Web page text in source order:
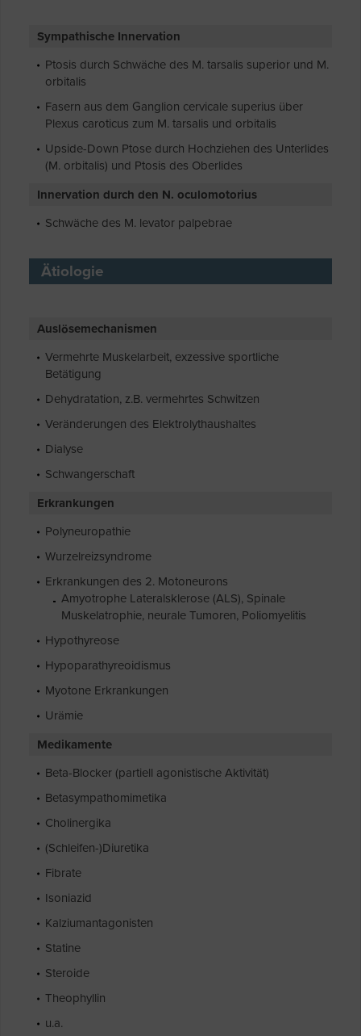
Sympathische Innervation
Ptosis durch Schwäche des M. tarsalis superior und M.
orbitalis
Fasern aus dem Ganglion cervicale superius über
Plexus caroticus zum M. tarsalis und orbitalis
Upside-Down Ptose durch Hochziehen des Unterlides
(M. orbitalis) und Ptosis des Oberlides
Innervation durch den N. oculomotorius
Schwäche des M. levator palpebrae
Ätiologie
Auslösemechanismen
Vermehrte Muskelarbeit, exzessive sportliche
Betätigung
Dehydratation, z.B. vermehrtes Schwitzen
Veränderungen des Elektrolythaushaltes
Dialyse
Schwangerschaft
Erkrankungen
Polyneuropathie
Wurzelreizsyndrome
Erkrankungen des 2. Motoneurons
Amyotrophe Lateralsklerose (ALS), Spinale
Muskelatrophie, neurale Tumoren, Poliomyelitis
Hypothyreose
Hypoparathyreoidismus
Myotone Erkrankungen
Urämie
Medikamente
Beta-Blocker (partiell agonistische Aktivität)
Betasympathomimetika
Cholinergika
(Schleifen-)Diuretika
Fibrate
Isoniazid
Kalziumantagonisten
Statine
Steroide
Theophyllin
u.a.